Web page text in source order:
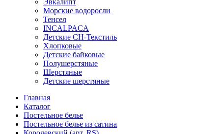
Эвкалипт
Морские водоросли
Тенсел
INCALPACA
Детские СН-Текстиль
Хлопковые
Детские байковые
Полушерстяные
Шерстяные
Детские шерстяные
Главная
Каталог
Постельное белье
Постельное белье из сатина